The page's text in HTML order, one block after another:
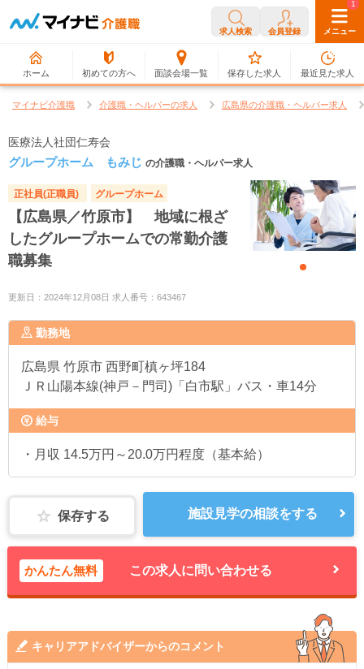
求人検索 会員登録 メニュー
ホーム 初めての方へ 面談会場一覧
0
保存した求人
1
最近見た求人
マイナビ介護職 介護職・ヘルパーの求人 広島県の介護職・ヘルパー求人
医療法人社団仁寿会
グループホーム もみじ の介護職・ヘルパー求人
正社員(正職員) グループホーム
【広島県／竹原市】 地域に根ざ
したグループホームでの常勤介護
職募集
更新日：2024年12月08日 求人番号：643467
勤務地
広島県 竹原市 西野町槙ヶ坪184
ＪＲ山陽本線(神戸－門司)「白市駅」バス・車14分
給与
・月収 14.5万円～20.0万円程度（基本給）
保存する 施設見学の相談をする
かんたん無料 この求人に問い合わせる
キャリアアドバイザーからのコメント